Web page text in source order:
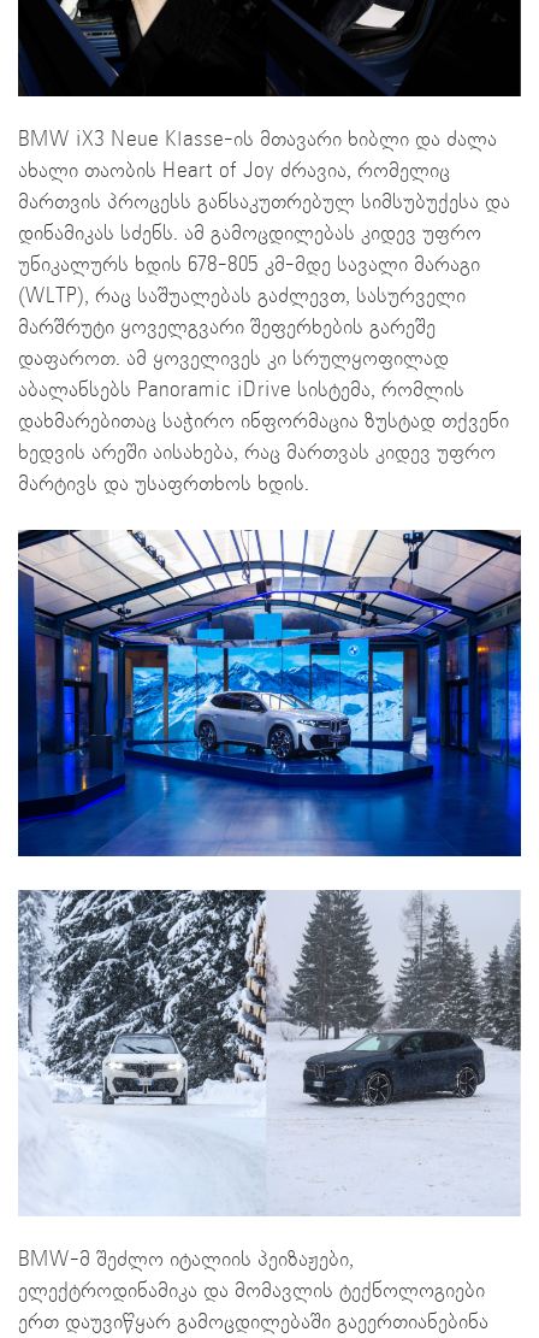
BMW iX3 Neue Klasse-ის მთავარი ხიბლი და ძალა
ახალი თაობის Heart of Joy ძრავია, რომელიც
მართვის პროცესს განსაკუთრებულ სიმსუბუქესა და
დინამიკას სძენს. ამ გამოცდილებას კიდევ უფრო
უნიკალურს ხდის 678-805 კმ-მდე სავალი მარაგი
(WLTP), რაც საშუალებას გაძლევთ, სასურველი
მარშრუტი ყოველგვარი შეფერხების გარეშე
დაფაროთ. ამ ყოველივეს კი სრულყოფილად
აბალანსებს Panoramic iDrive სისტემა, რომლის
დახმარებითაც საჭირო ინფორმაცია ზუსტად თქვენი
ხედვის არეში აისახება, რაც მართვას კიდევ უფრო
მარტივს და უსაფრთხოს ხდის.
BMW-მ შეძლო იტალიის პეიზაჟები,
ელექტროდინამიკა და მომავლის ტექნოლოგიები
ერთ დაუვიწყარ გამოცდილებაში გაეერთიანებინა